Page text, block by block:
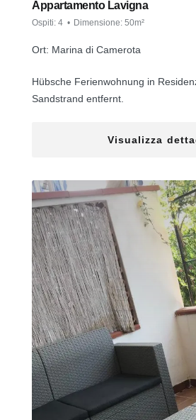
Appartamento Lavigna
Ospiti: 4 Dimensione: 50m²
Ort: Marina di Camerota
Hübsche Ferienwohnung in
Sandstrand entfernt.
Visualizza